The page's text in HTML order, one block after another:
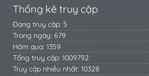
Thống kê truy cập
Đang truy cập: 5
Trong ngày: 679
Hôm qua: 1359
Tổng truy cập: 1009792
Truy cập nhiều nhất: 10328